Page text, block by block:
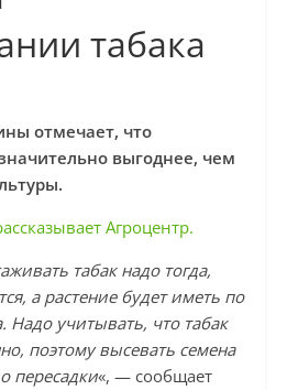
табака
отмечает, что
выгоднее, чем
Агроцентр.
табак надо тогда,
а растение будет иметь по
Надо учитывать, что табак
поэтому высевать семена
пересадки«, — сообщает